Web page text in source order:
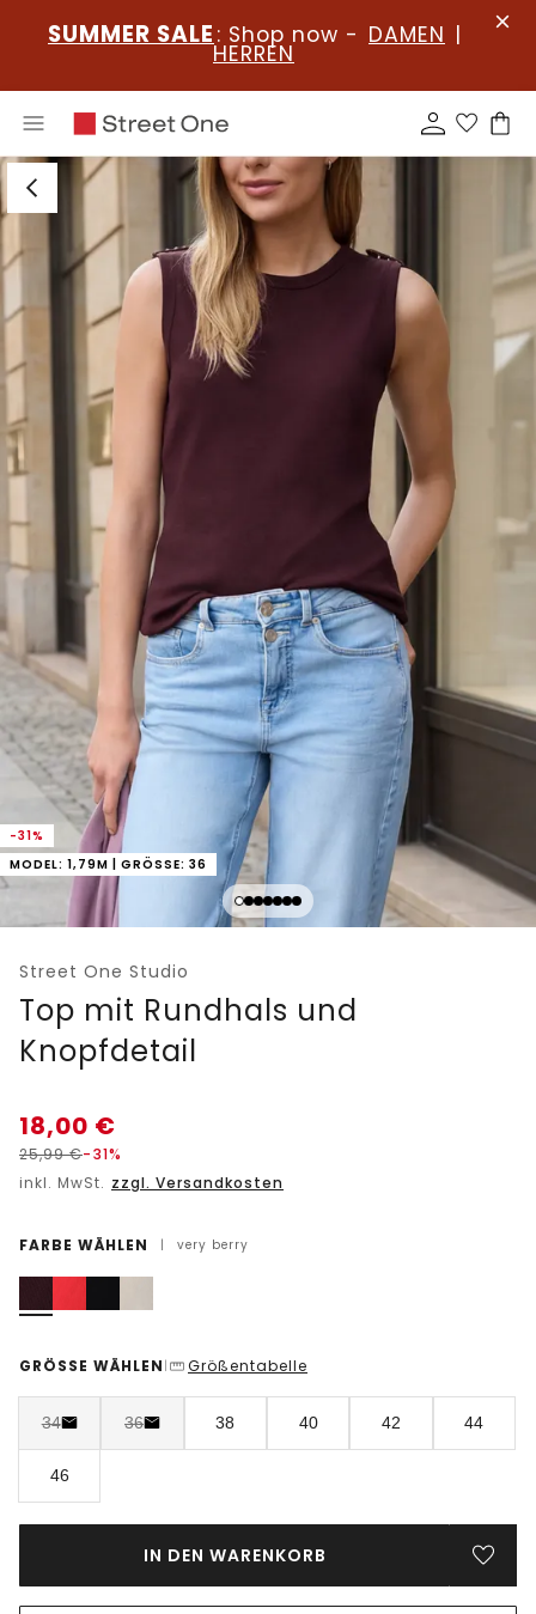
SUMMER SALE : Shop now - DAMEN |
HERREN
-31%
MODEL: 1,79M | GRÖSSE: 36
Street One Studio
Top mit Rundhals und
Knopfdetail
18,00 €
25,99€-31%
inkl. MwSt. zzgl. Versandkosten
FARBE WÄHLEN | very berry
GRÖSSE WÄHLEN | Größentabelle
34 36 38 40 42 44
46
IN DEN WARENKORB